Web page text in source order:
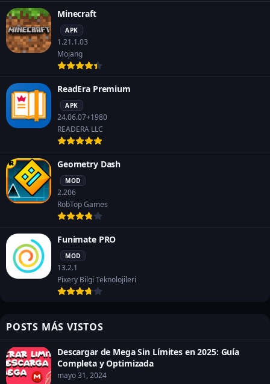
Minecraft
APK
1.21.1.03
Mojang
ReadEra Premium
APK
24.06.07+1980
READERA LLC
Geometry Dash
MOD
2.206
RobTop Games
Funimate PRO
MOD
13.2.1
Pixery Bilgi Teknolojileri
POSTS MÁS VISTOS
Descargar de Mega Sin Límites en 2025: Guía
Completa y Optimizada
mayo 31, 2024